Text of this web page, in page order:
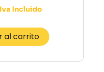
Iva Incluido
al carrito